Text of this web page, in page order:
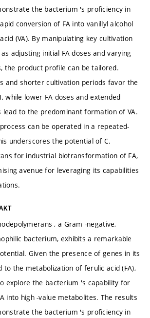
the bacterium 's proficiency in
conversion of FA into vanillyl alcohol
(VA). By manipulating key cultivation
adjusting initial FA doses and varying
the product profile can be tailored.
and shorter cultivation periods favor the
while lower FA doses and extended
lead to the predominant formation of VA.
can be operated in a repeated-
underscores the potential of C.
for industrial biotransformation of FA,
avenue for leveraging its capabilities
, a Gram -negative,
bacterium, exhibits a remarkable
Given the presence of genes in its
to the metabolization of ferulic acid (FA),
explore the bacterium 's capability for
into high -value metabolites. The results
the bacterium 's proficiency in